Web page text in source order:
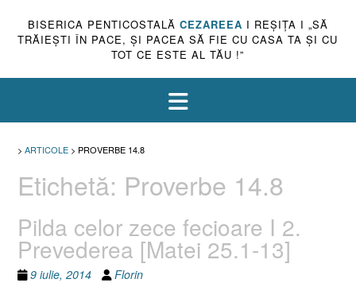
BISERICA PENTICOSTALĂ CEZAREEA I REŞIŢA I „SĂ
TRĂIEŞTI ÎN PACE, ŞI PACEA SĂ FIE CU CASA TA ŞI CU
TOT CE ESTE AL TĂU !”
> ARTICOLE > PROVERBE 14.8
Etichetă: Proverbe 14.8
Pilda celor zece fecioare I 2.
Prevederea [Matei 25.1-13]
9 iulie, 2014 Florin